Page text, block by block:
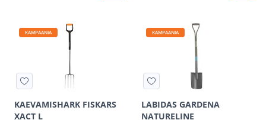
KAMPAANIA
KAEVAMISHARK FISKARS
XACT L
KAMPAANIA
LABIDAS GARDENA
NATURELINE